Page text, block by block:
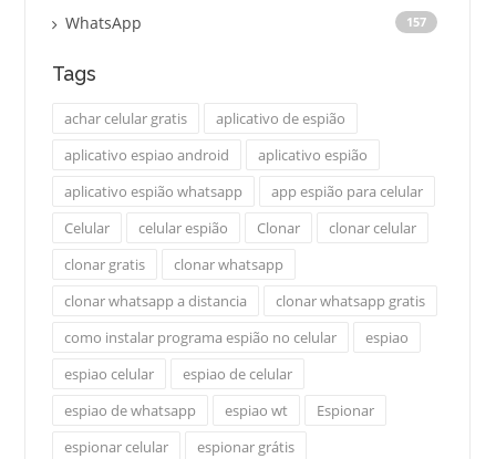
WhatsApp 157
Tags
achar celular gratis
aplicativo de espião
aplicativo espiao android
aplicativo espião
aplicativo espião whatsapp
app espião para celular
Celular
celular espião Clonar
clonar celular
clonar gratis
clonar whatsapp
clonar whatsapp a distancia
clonar whatsapp gratis
como instalar programa espião no celular
espiao
espiao celular
espiao de celular
espiao de whatsapp
espiao wt
Espionar
espionar celular
espionar grátis